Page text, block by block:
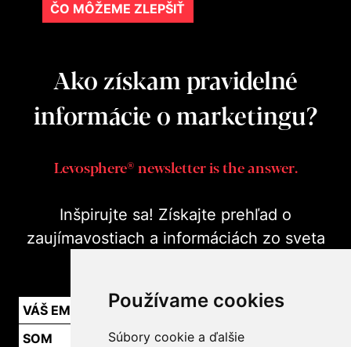
Používame cookies
Súbory cookie a ďalšie
ČO MÔŽEME ZLEPŠIŤ
Ako získam pravidelné
informácie o marketingu?
Levosphere® newsletter is the answer.
Inšpirujte sa! Získajte prehľad o
zaujímavostiach a informáciách zo sveta